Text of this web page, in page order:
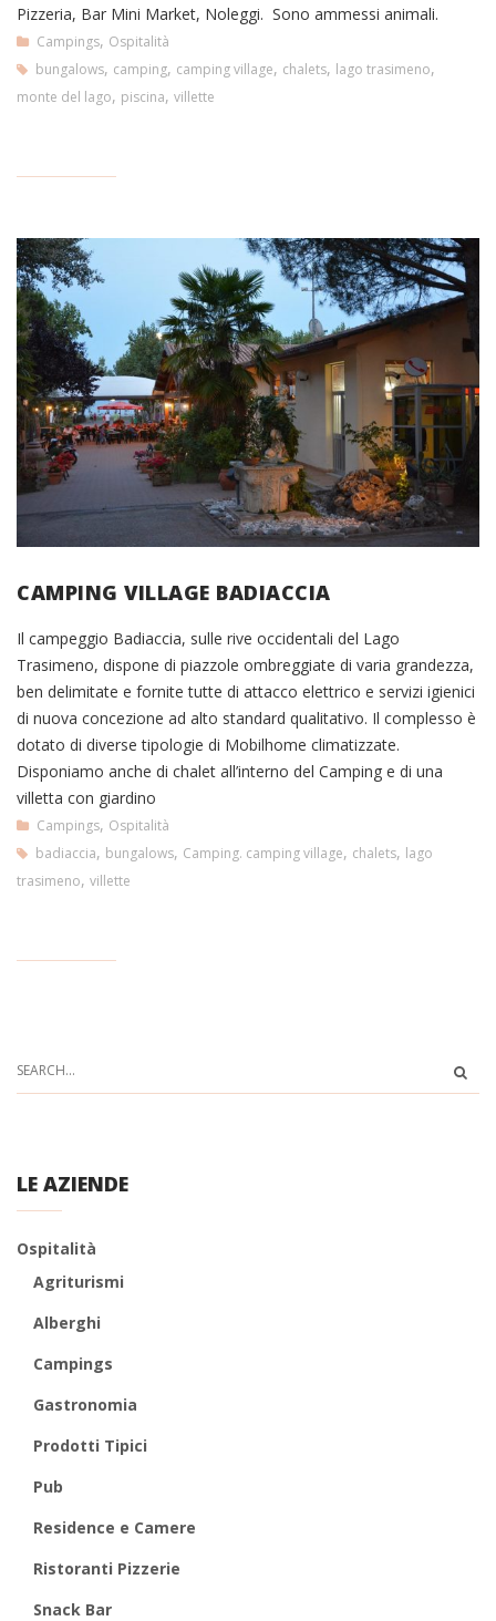
Pizzeria, Bar Mini Market, Noleggi. Sono ammessi animali.
Campings, Ospitalità
bungalows, camping, camping village, chalets, lago trasimeno,
monte del lago, piscina, villette
CAMPING VILLAGE BADIACCIA
Il campeggio Badiaccia, sulle rive occidentali del Lago
Trasimeno, dispone di piazzole ombreggiate di varia grandezza,
ben delimitate e fornite tutte di attacco elettrico e servizi igienici
di nuova concezione ad alto standard qualitativo. Il complesso è
dotato di diverse tipologie di Mobilhome climatizzate.
Disponiamo anche di chalet all’interno del Camping e di una
villetta con giardino
Campings, Ospitalità
badiaccia, bungalows, Camping. camping village, chalets, lago
trasimeno, villette
LE AZIENDE
Ospitalità
Agriturismi
Alberghi
Campings
Gastronomia
Prodotti Tipici
Pub
Residence e Camere
Ristoranti Pizzerie
Snack Bar